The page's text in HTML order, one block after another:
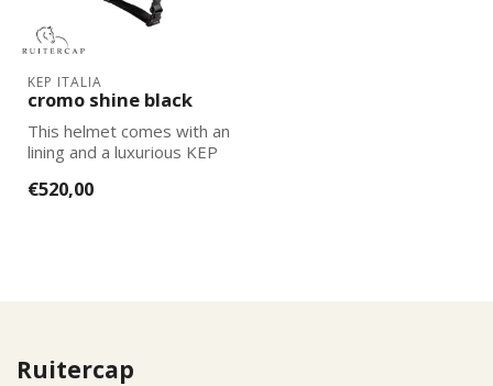
KEP ITALIA
cromo shine black
This helmet comes with an
lining and a luxurious KEP
...
€520,00
Ruitercap